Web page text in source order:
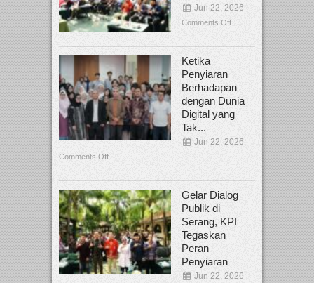
Jun 22, 2026
Comments Off
Ketika
Penyiaran
Berhadapan
dengan Dunia
Digital yang
Tak...
Jun 22, 2026
Comments Off
Gelar Dialog
Publik di
Serang, KPI
Tegaskan
Peran
Penyiaran
Jun 22, 2026